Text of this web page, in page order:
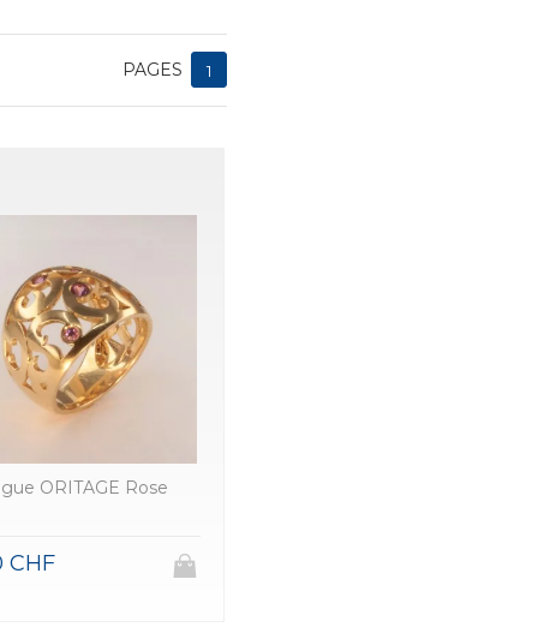
PAGES 1
ORITAGE Rose
CHF